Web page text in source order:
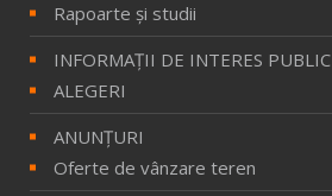
Rapoarte și studii
INFORMAŢII DE INTERES PUBLIC
ALEGERI
ANUNȚURI
Oferte de vânzare teren